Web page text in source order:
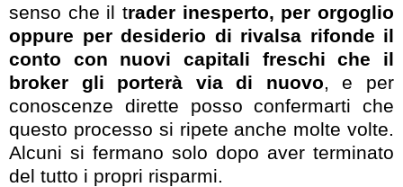
senso che il trader inesperto, per orgoglio
oppure per desiderio di rivalsa rifonde il
conto con nuovi capitali freschi che il
broker gli porterà via di nuovo, e per
conoscenze dirette posso confermarti che
questo processo si ripete anche molte volte.
Alcuni si fermano solo dopo aver terminato
del tutto i propri risparmi.